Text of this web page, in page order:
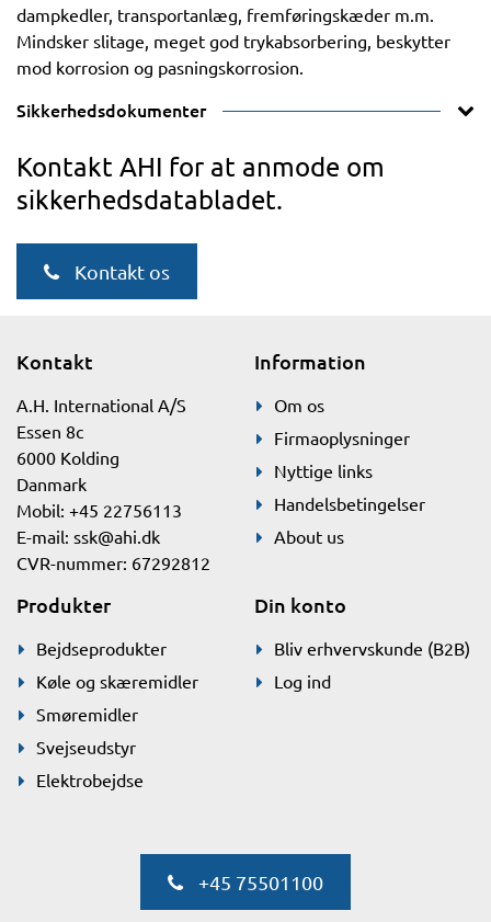
dampkedler, transportanlæg, fremføringskæder m.m.
Mindsker slitage, meget god trykabsorbering, beskytter
mod korrosion og pasningskorrosion.
Sikkerhedsdokumenter
Kontakt AHI for at anmode om
sikkerhedsdatabladet.
Kontakt os
Kontakt
A.H. International A/S
Essen 8c
6000 Kolding
Danmark
Mobil: +45 22756113
E-mail: ssk@ahi.dk
CVR-nummer: 67292812
Information
Om os
Firmaoplysninger
Nyttige links
Handelsbetingelser
About us
Produkter
Bejdseprodukter
Køle og skæremidler
Smøremidler
Svejseudstyr
Elektrobejdse
Din konto
Bliv erhvervskunde (B2B)
Log ind
+45 75501100